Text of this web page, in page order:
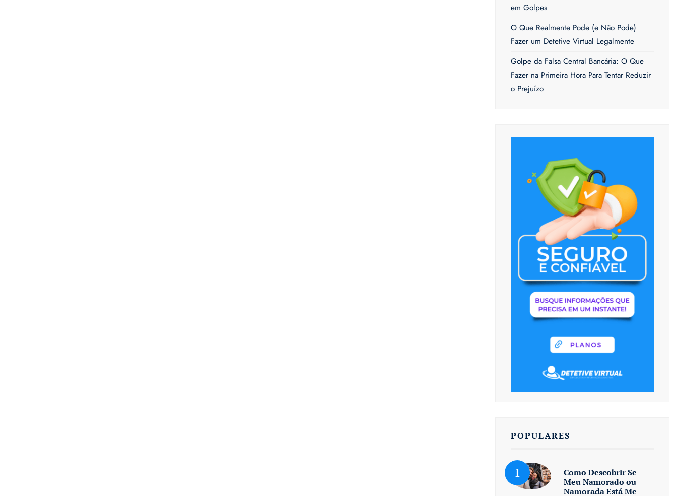
em Golpes
O Que Realmente Pode (e Não Pode)
Fazer um Detetive Virtual Legalmente
Golpe da Falsa Central Bancária: O Que
Fazer na Primeira Hora Para Tentar Reduzir
o Prejuízo
POPULARES
Como Descobrir Se
Meu Namorado ou
Namorada Está Me